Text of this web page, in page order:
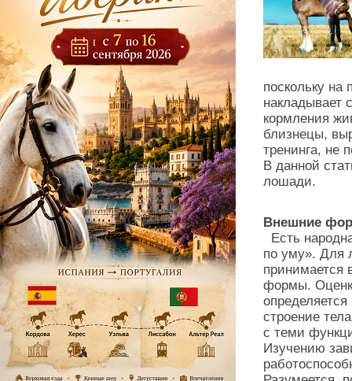
поскольку на
накладывает
кормления
близнецы,
тренинга, не
В данной
лошади.
Внешние
Есть
по уму». Для
принимается
формы.
строение
с теми
Изучению